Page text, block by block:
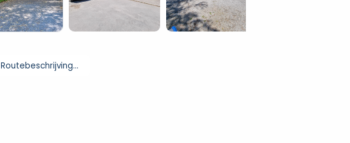
Routebeschrijving ophalen